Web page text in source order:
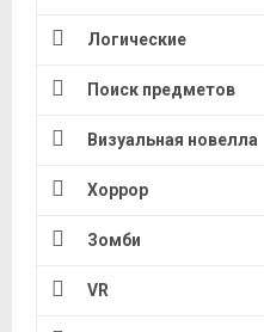
Логические
Поиск предметов
Визуальная новелла
Хоррор
Зомби
VR